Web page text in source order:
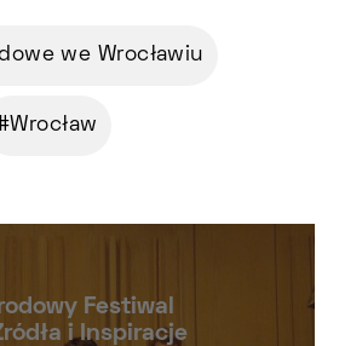
we Wrocławiu
Wrocław
Festiwal
i Inspiracje